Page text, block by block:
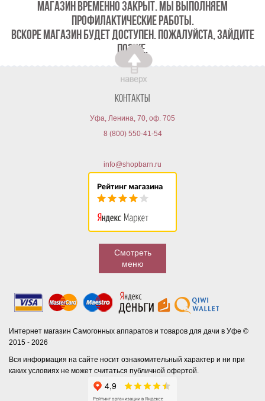
МАГАЗИН ВРЕМЕННО ЗАКРЫТ. МЫ ВЫПОЛНЯЕМ
ПРОФИЛАКТИЧЕСКИЕ РАБОТЫ.
ВСКОРЕ МАГАЗИН БУДЕТ ДОСТУПЕН. ПОЖАЛУЙСТА, ЗАЙДИТЕ
ПОЗЖЕ.
Контакты
Уфа, Ленина, 70, оф. 705
8 (800) 550-41-54
info@shopbarn.ru
Смотреть
меню
Интернет магазин Самогонных аппаратов и товаров для дачи в Уфе ©
2015 - 2026
Вся информация на сайте носит ознакомительный характер и ни при
каких условиях не может считаться публичной офертой.